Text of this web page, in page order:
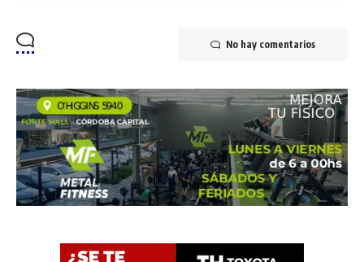
No hay comentarios